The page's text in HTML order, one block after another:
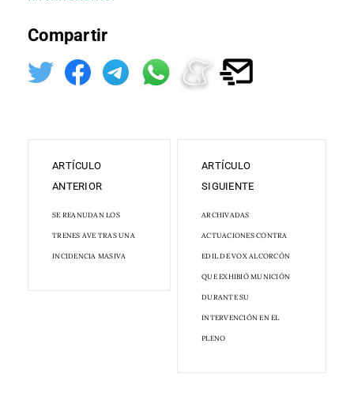
Compartir
ARTÍCULO
ANTERIOR
SE REANUDAN LOS
TRENES AVE TRAS UNA
INCIDENCIA MASIVA
ARTÍCULO
SIGUIENTE
ARCHIVADAS
ACTUACIONES CONTRA
EDIL DE VOX ALCORCÓN
QUE EXHIBIÓ MUNICIÓN
DURANTE SU
INTERVENCIÓN EN EL
PLENO